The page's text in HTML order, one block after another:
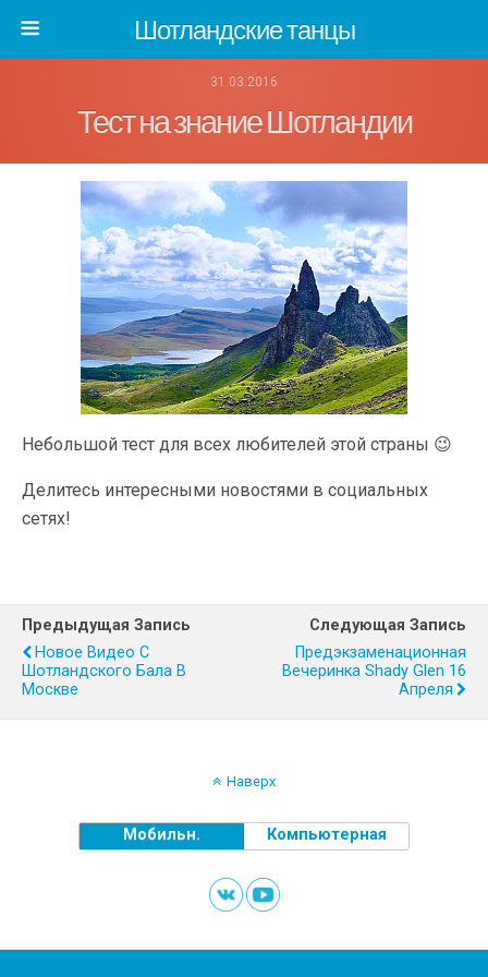
Шотландские танцы
31.03.2016
Тест на знание Шотландии
Небольшой тест для всех любителей этой страны 😉
Делитесь интересными новостями в социальных
сетях!
Предыдущая Запись
Новое Видео С
Шотландского Бала В
Москве
Следующая Запись
Предэкзаменационная
Вечеринка Shady Glen 16
Апреля
Наверх
Мобильн. Компьютерная